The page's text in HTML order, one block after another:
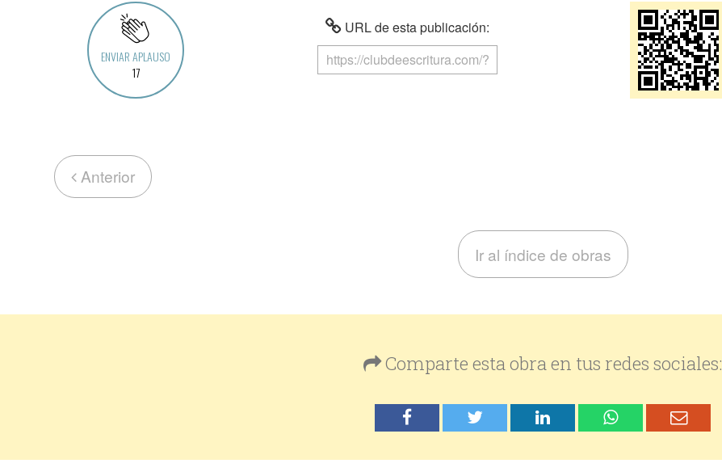
ENVIAR APLAUSO
17
URL de esta publicación:
Anterior
Ir al índice de obras
Comparte esta obra en tus redes sociales: